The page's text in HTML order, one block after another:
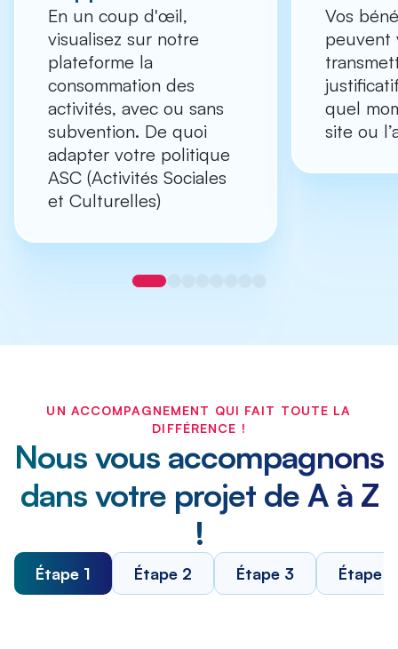
En un coup d'œil,
visualisez sur notre
plateforme la
consommation des
activités, avec ou sans
subvention. De quoi
adapter votre politique
ASC (Activités Sociales
et Culturelles)
Vos
peuvent
quel
site ou
UN ACCOMPAGNEMENT QUI FAIT TOUTE LA
DIFFÉRENCE !
Nous vous accompagnons
dans votre projet de A à Z
!
Étape 1 Étape 2 Étape 3 Étape 4